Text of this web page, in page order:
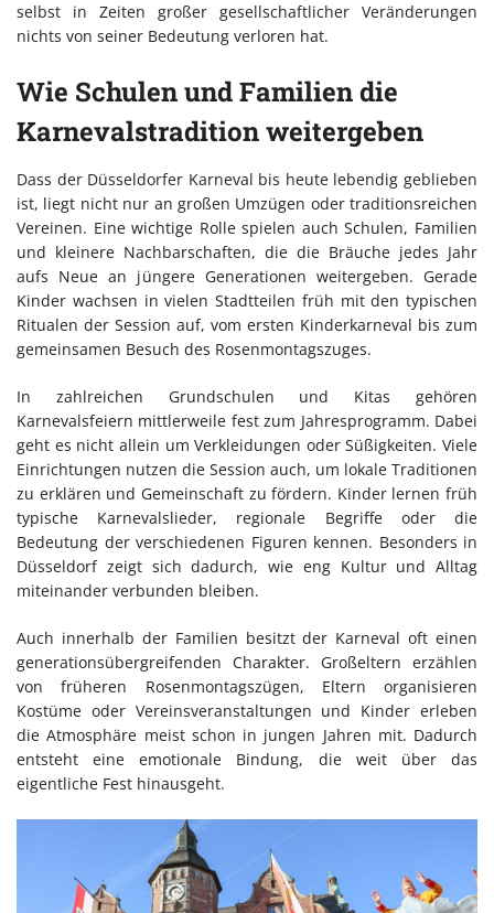
selbst in Zeiten großer gesellschaftlicher Veränderungen
nichts von seiner Bedeutung verloren hat.
Wie Schulen und Familien die
Karnevalstradition weitergeben
Dass der Düsseldorfer Karneval bis heute lebendig geblieben
ist, liegt nicht nur an großen Umzügen oder traditionsreichen
Vereinen. Eine wichtige Rolle spielen auch Schulen, Familien
und kleinere Nachbarschaften, die die Bräuche jedes Jahr
aufs Neue an jüngere Generationen weitergeben. Gerade
Kinder wachsen in vielen Stadtteilen früh mit den typischen
Ritualen der Session auf, vom ersten Kinderkarneval bis zum
gemeinsamen Besuch des Rosenmontagszuges.
In zahlreichen Grundschulen und Kitas gehören
Karnevalsfeiern mittlerweile fest zum Jahresprogramm. Dabei
geht es nicht allein um Verkleidungen oder Süßigkeiten. Viele
Einrichtungen nutzen die Session auch, um lokale Traditionen
zu erklären und Gemeinschaft zu fördern. Kinder lernen früh
typische Karnevalslieder, regionale Begriffe oder die
Bedeutung der verschiedenen Figuren kennen. Besonders in
Düsseldorf zeigt sich dadurch, wie eng Kultur und Alltag
miteinander verbunden bleiben.
Auch innerhalb der Familien besitzt der Karneval oft einen
generationsübergreifenden Charakter. Großeltern erzählen
von früheren Rosenmontagszügen, Eltern organisieren
Kostüme oder Vereinsveranstaltungen und Kinder erleben
die Atmosphäre meist schon in jungen Jahren mit. Dadurch
entsteht eine emotionale Bindung, die weit über das
eigentliche Fest hinausgeht.